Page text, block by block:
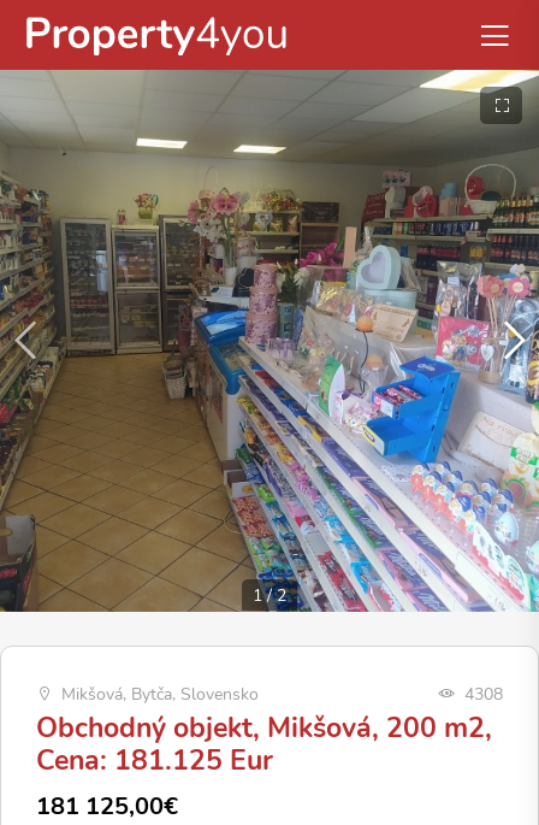
1/2
Mikšová, Bytča, Slovensko 4308
Obchodný objekt, Mikšová, 200 m2,
Cena: 181.125 Eur
181 125,00€